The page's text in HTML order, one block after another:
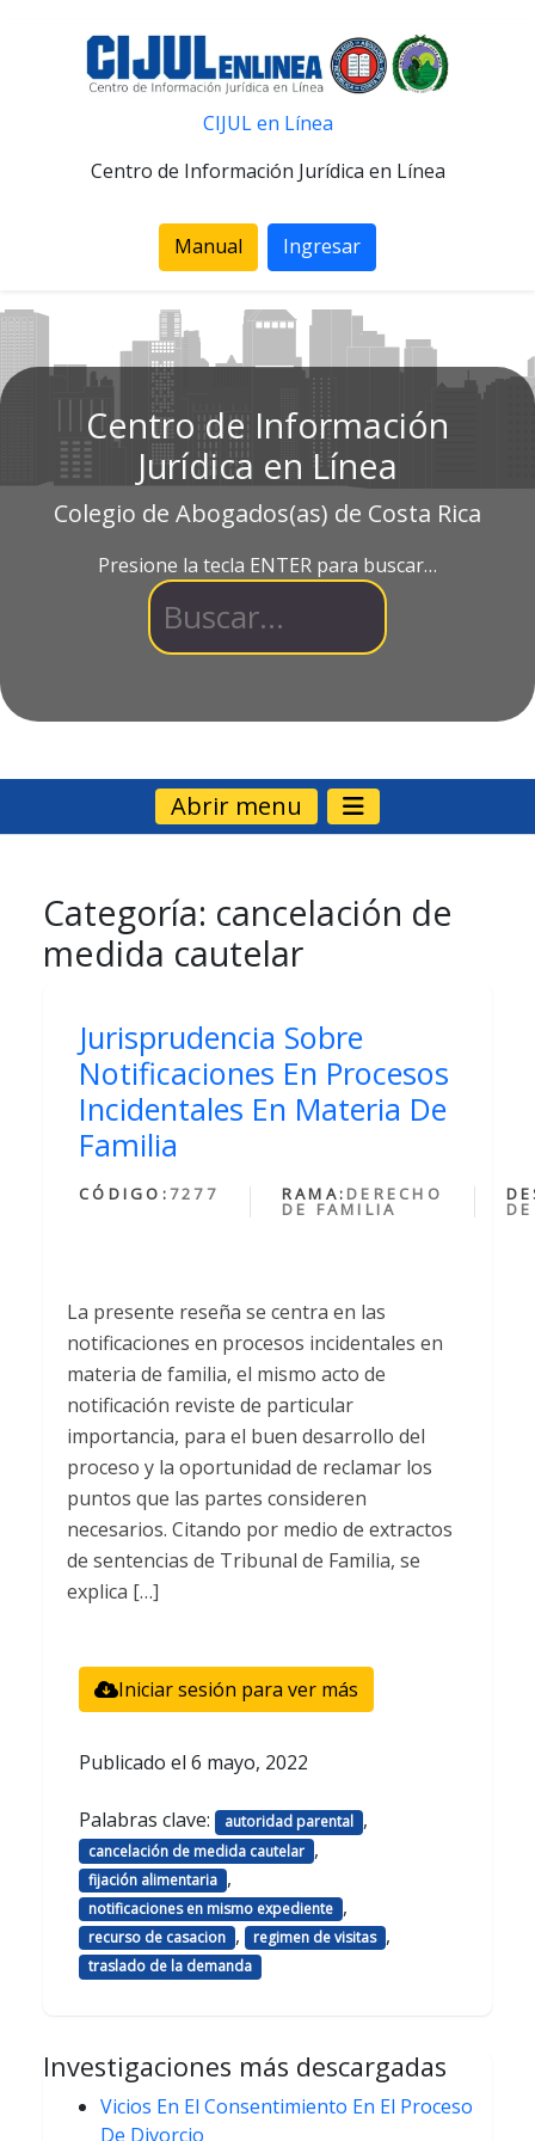
CIJUL en Línea
Centro de Información Jurídica en Línea
Manual Ingresar
Centro de Información
Jurídica en Línea
Colegio de Abogados(as) de Costa Rica
Presione la tecla ENTER para buscar…
Abrir menu
Categoría: cancelación de
medida cautelar
Jurisprudencia Sobre
Notificaciones En Procesos
Incidentales En Materia De
Familia
CÓDIGO: 7277 RAMA: DERECHO
DE FAMILIA
La presente reseña se centra en las
notificaciones en procesos incidentales en
materia de familia, el mismo acto de
notificación reviste de particular
importancia, para el buen desarrollo del
proceso y la oportunidad de reclamar los
puntos que las partes consideren
necesarios. Citando por medio de extractos
de sentencias de Tribunal de Familia, se
explica […]
Iniciar sesión para ver más
Publicado el 6 mayo, 2022
Palabras clave: autoridad parental ,
cancelación de medida cautelar ,
fijación alimentaria ,
notificaciones en mismo expediente ,
recurso de casacion , regimen de visitas ,
traslado de la demanda
Investigaciones más descargadas
Vicios En El Consentimiento En El Proceso
De Divorcio